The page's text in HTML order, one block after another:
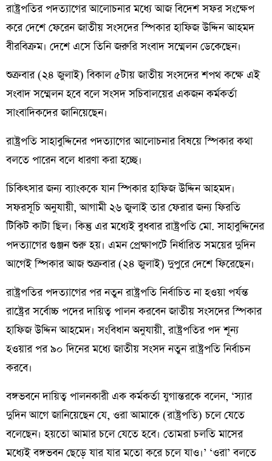
রাষ্ট্রপতির পদত্যাগের আলোচনার মধ্যে আজ বিদেশ সফর সংক্ষেপ
করে দেশে ফেরেন জাতীয় সংসদের স্পিকার হাফিজ উদ্দিন আহমদ
বীরবিক্রম। দেশে এসে তিনি জরুরি সংবাদ সম্মেলন ডেকেছেন।
শুক্রবার (২৪ জুলাই) বিকাল ৫টায় জাতীয় সংসদের শপথ কক্ষে এই
সংবাদ সম্মেলন হবে বলে সংসদ সচিবালয়ের একজন কর্মকর্তা
সাংবাদিকদের জানিয়েছেন।
রাষ্ট্রপতি সাহাবুদ্দিনের পদত্যাগের আলোচনার বিষয়ে স্পিকার কথা
বলতে পারেন বলে ধারণা করা হচ্ছে।
চিকিৎসার জন্য ব্যাংককে যান স্পিকার হাফিজ উদ্দিন আহমদ।
সফরসূচি অনুযায়ী, আগামী ২৬ জুলাই তার ফেরার জন্য ফিরতি
টিকিট কাটা ছিল। কিন্তু এর মধ্যেই বুধবার রাষ্ট্রপতি মো. সাহাবুদ্দিনের
পদত্যাগের গুঞ্জন শুরু হয়। এমন প্রেক্ষাপটে নির্ধারিত সময়ের দুদিন
আগেই স্পিকার আজ শুক্রবার (২৪ জুলাই) দুপুরে দেশে ফিরেছেন।
রাষ্ট্রপতির পদত্যাগের পর নতুন রাষ্ট্রপতি নির্বাচিত না হওয়া পর্যন্ত
রাষ্ট্রের সর্বোচ্চ পদের দায়িত্ব পালন করবেন জাতীয় সংসদের স্পিকার
হাফিজ উদ্দিন আহমেদ। সংবিধান অনুযায়ী, রাষ্ট্রপতির পদ শূন্য
হওয়ার পর ৯০ দিনের মধ্যে জাতীয় সংসদ নতুন রাষ্ট্রপতি নির্বাচন
করবে।
বঙ্গভবনে দায়িত্ব পালনকারী এক কর্মকর্তা যুগান্তরকে বলেন, ‘স্যার
দুদিন আগে জানিয়েছেন যে, ওরা আমাকে (রাষ্ট্রপতি) চলে যেতে
বলেছেন। হয়তো আমার চলে যেতে হবে। তোমরা চলতি মাসের
মধ্যেই বঙ্গভবন ছেড়ে যার যার মতো করে চলে যাও।’ ‘ওরা’ বলতে